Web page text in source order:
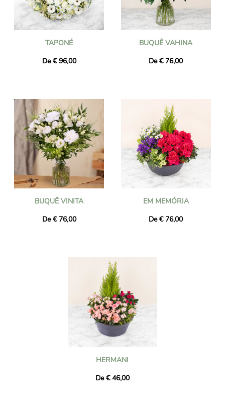
TAPONÉ
De € 96,00
BUQUÊ VAHINA
De € 76,00
BUQUÊ VINITA
De € 76,00
EM MEMÓRIA
De € 76,00
HERMANI
De € 46,00